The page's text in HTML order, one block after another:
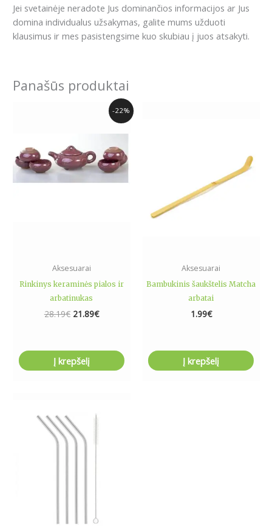
Jei svetainėje neradote Jus dominančios informacijos ar Jus
domina individualus užsakymas, galite mums užduoti
klausimus ir mes pasistengsime kuo skubiau į juos atsakyti.
Panašūs produktai
-22%
Aksesuarai
Rinkinys keraminės pialos ir
arbatinukas
28.19€ 21.89€
Current
price
21.89€.
Į krepšelį
Aksesuarai
Bambukinis šaukštelis Matcha
arbatai
1.99€
Į krepšelį